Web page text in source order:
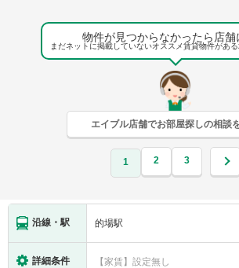
物件が見つからなかったら店舗
まだネットに掲載していないオススメ賃貸物件があ
エイブル店舗でお部屋探しの相談
1 2 3
沿線・駅 的場駅
詳細条件 【家賃】設定無し